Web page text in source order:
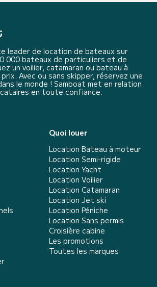
leader de location de bateaux sur
000 bateaux de particuliers et de
un voilier, catamaran ou bateau à
Avec ou sans skipper, réservez une
le monde ! Samboat met en relation
en toute confiance.
Quoi louer
Location Bateau à moteur
Location Semi-rigide
Location Yacht
Location Voilier
Location Catamaran
Location Jet ski
Location Péniche
Location Sans permis
Croisière cabine
Les promotions
Toutes les marques